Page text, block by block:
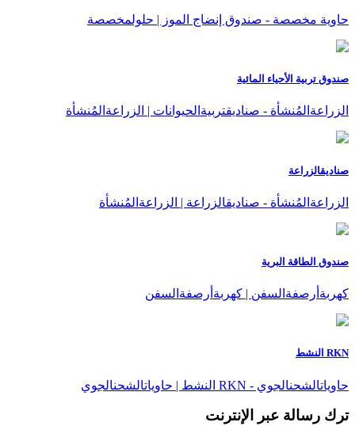
حاوية مخصصة - صندوق إنضاج الموز | حلولمخصصة
صندوق تربية الأحياء المائية
الزراعةالمُنشأة - صناديقتربيةالحيوانات | الزراعةالمُنشأة
صناديقالزراعة
الزراعةالمُنشأة - صناديقالزراعة | الزراعةالمُنشأة
صندوق الطاقة البرية
كهربةأرصفةالسفن | كهربةأرصفةالسفن
RKN النشط
حاوياتالشحنالجوي - RKN النشط | حاوياتالشحنالجوي
ترك رسالة عبر الإنترنت